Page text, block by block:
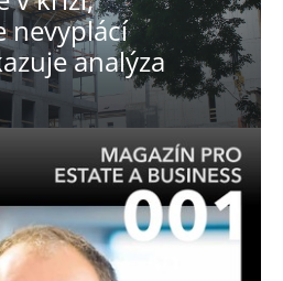
nevyplácí
analýza